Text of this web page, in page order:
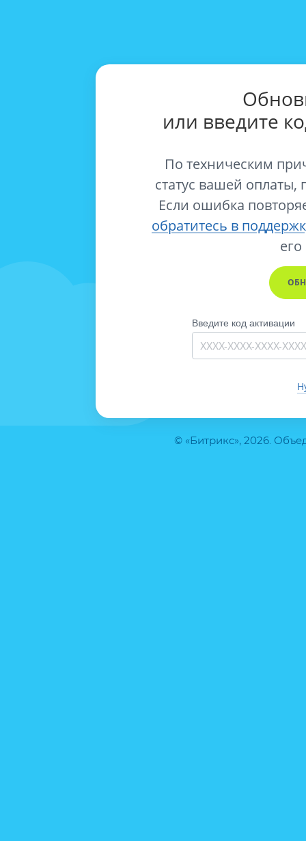
© «Битрикс», 2026.
или введите
По техническим
статус вашей оплаты,
Если ошибка
обратитесь в
его
Введите код активации